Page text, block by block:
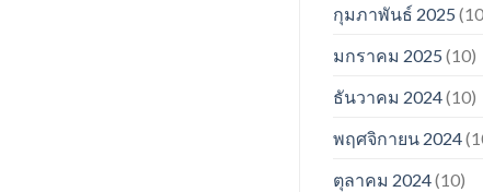
กุมภาพันธ์ 2025
มกราคม 2025 (10)
ธันวาคม 2024(10)
พฤศจิกายน 2024
ตุลาคม 2024(10)